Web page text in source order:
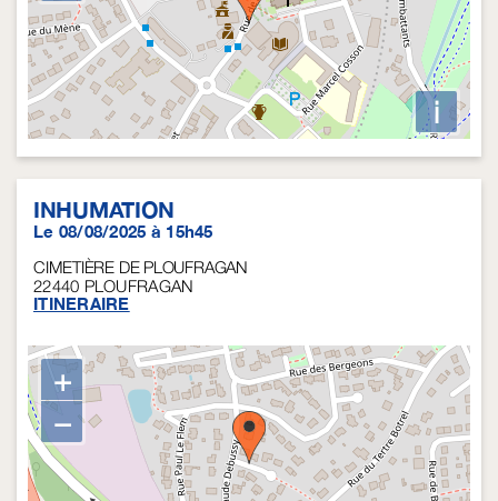
i
INHUMATION
Le 08/08/2025 à 15h45
CIMETIÈRE DE PLOUFRAGAN
22440 PLOUFRAGAN
ITINERAIRE
+
−